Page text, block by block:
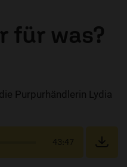
für was?
Purpurhändlerin Lydia
43:47